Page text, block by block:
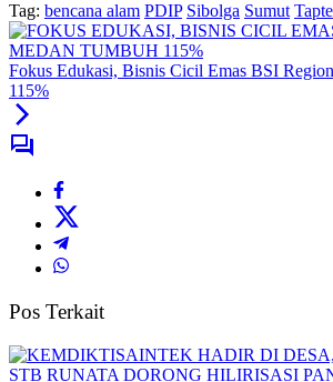
Tag: bencana alam PDIP Sibolga Sumut
Fokus Edukasi, Bisnis Cicil Emas BSI
115%
Pos Terkait